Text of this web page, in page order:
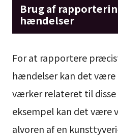
Brug af
hændelser
For at rapportere
hændelser kan det være
værker relateret til
eksempel kan det være
alvoren af en